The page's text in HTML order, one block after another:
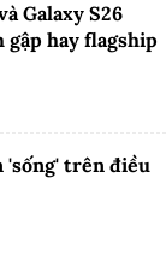
Galaxy S26
hay flagship
'sống' trên điều